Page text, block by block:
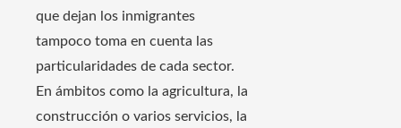
que dejan los inmigrantes
tampoco toma en cuenta las
particularidades de cada sector.
En ámbitos como la agricultura, la
construcción o varios servicios, la